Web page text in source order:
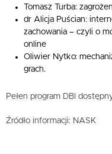
Tomasz Turba:
dr Alicja Puścian:
zachowania – czyli o
online
Oliwier Nytko:
grach.
Pełen program DBI
Źródło informacji: NASK